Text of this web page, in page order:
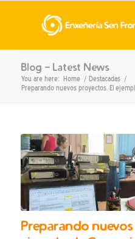
Blog - Latest News
You are here: Home / Destacadas /
Preparando nuevos proyectos. El
Preparando